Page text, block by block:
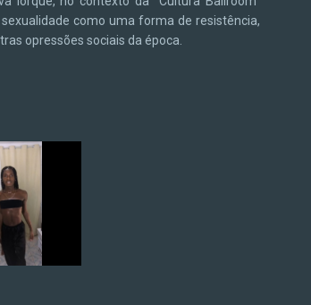
como uma forma de resistência,
opressões sociais da época.